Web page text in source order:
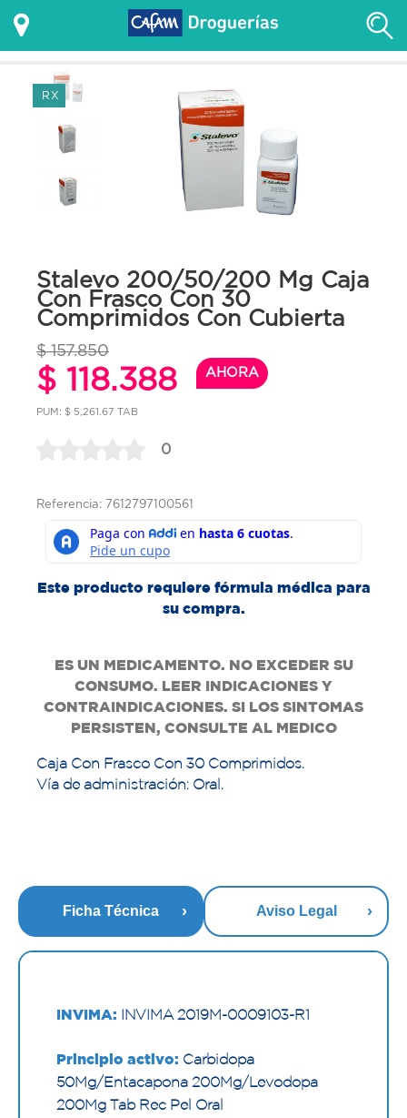
RX
Stalevo 200/50/200 Mg Caja
Con Frasco Con 30
Comprimidos Con Cubierta
$ 157.850
$ 118.388 AHORA
PUM: $ 5,261.67 TAB
0
Referencia: 7612797100561
Este producto requiere fórmula médica para
su compra.
ES UN MEDICAMENTO. NO EXCEDER SU
CONSUMO. LEER INDICACIONES Y
CONTRAINDICACIONES. SI LOS SINTOMAS
PERSISTEN, CONSULTE AL MEDICO
Caja Con Frasco Con 30 Comprimidos.
Vía de administración: Oral.
Ficha Técnica Aviso Legal
INVIMA: INVIMA 2019M-0009103-R1
Principio activo: Carbidopa
50Mg/Entacapona 200Mg/Levodopa
200Mg Tab Rec Pel Oral